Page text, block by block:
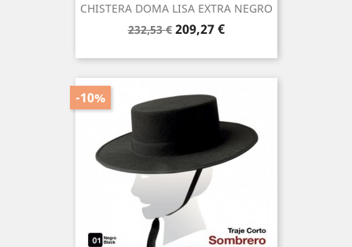
CHISTERA DOMA LISA EXTRA NEGRO
Precio
232,53 € Precio
209,27 €
-10%